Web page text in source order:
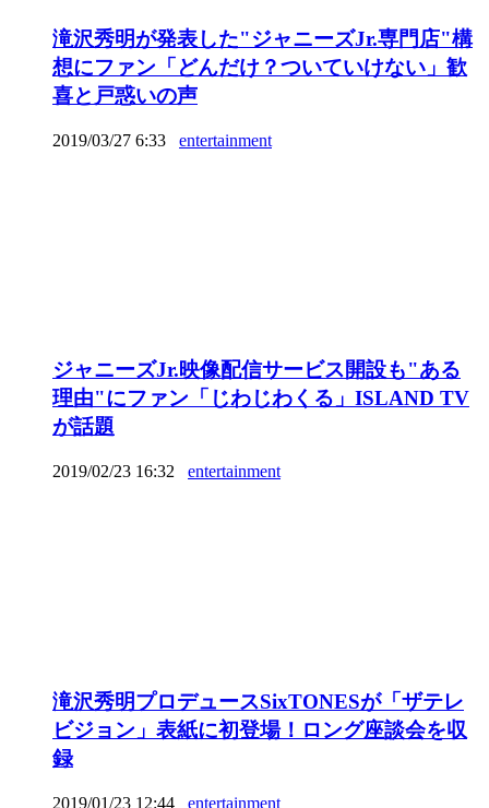
滝沢秀明が発表した"ジャニーズJr.専門店"構
想にファン「どんだけ？ついていけない」歓
喜と戸惑いの声
2019/03/27 6:33 entertainment
ジャニーズJr.映像配信サービス開設も"ある
理由"にファン「じわじわくる」ISLAND TV
が話題
2019/02/23 16:32 entertainment
滝沢秀明プロデュースSixTONESが「ザテレ
ビジョン」表紙に初登場！ロング座談会を収
録
2019/01/23 12:44 entertainment